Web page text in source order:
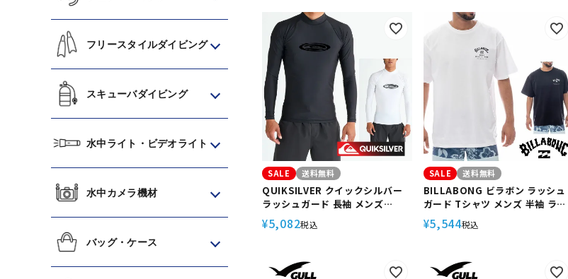
フリースタイルダイビング
スキューバダイビング
水中ライト・ビデオライト
水中カメラ機材
バッグ・ケース
サーフィン COMP LOGO LS
QLY261013
ィン トレーニング COMP LOGO
SL QLY261025
SALE 送料無料
QUIKSILVER クイックシルバー
ラッシュガード 長袖 メンズ
TWISTED LR QLY251003 速乾
UVカット ストレッチ プルオーバ
¥5,082税込
SALE 送料無料
BILLABONG ビラボン ラッシュ
ガード Tシャツ メンズ 半袖 ラッ
シュTシャツ SURF FLEX TEE
BF011858 サーフ サーフィン お
¥5,544税込